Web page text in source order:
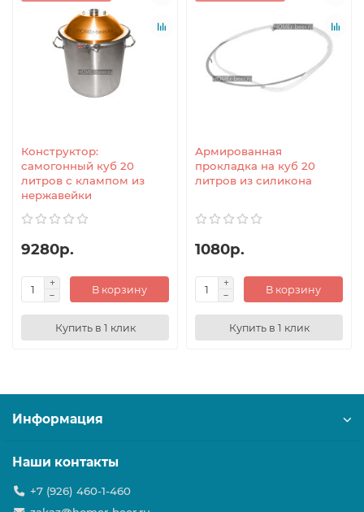
Конструктор:
самогонный куб 20
литров с клампом из
нержавейки
9280р.
В корзину
Купить в 1 клик
Армированная
прокладка на куб 20
литров из силикона
1080р.
В корзину
Купить в 1 клик
Информация
Наши контакты
+7 (926) 460-1-460